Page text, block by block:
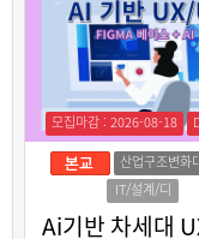
모집마감 : 2026-08-18
산업구조변화
화훈련
IT/설계/디
자인
Ai기반 차세대